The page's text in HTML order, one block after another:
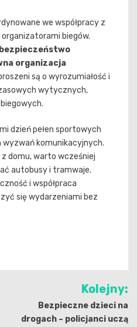
we współpracy z
organizatorami biegów.
organizacja
są o wyrozumiałość i
wytycznych,
dzień pełen sportowych
wyzwań komunikacyjnych.
domu, warto wcześniej
autobusy i tramwaje.
i współpraca
się wydarzeniami bez
Kolejny:
Bezpieczne dzieci na
drogach – policjanci uczą